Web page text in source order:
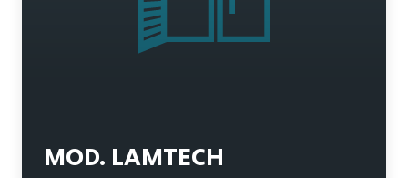
MOD. LAMTECH